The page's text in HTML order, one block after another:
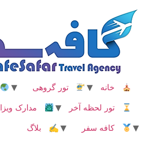
محتوا
خانه تور گروهی
تور لحظه آخر
مدارک ویزا
کافه سفر
✍ بلاگ